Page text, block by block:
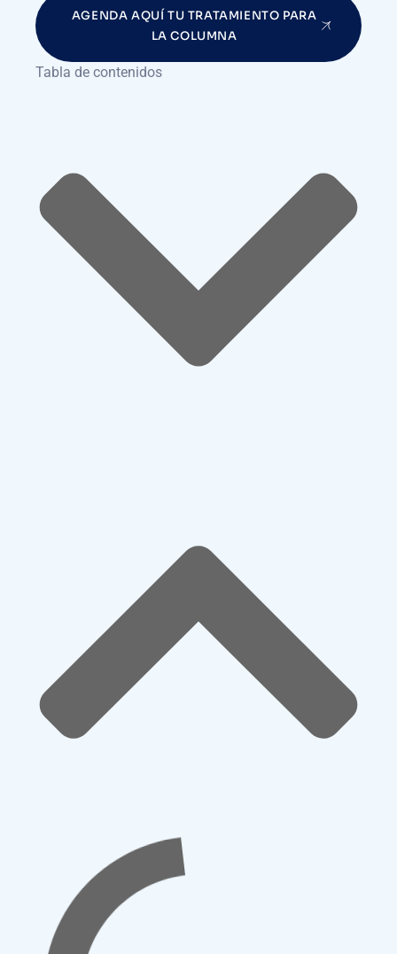
AGENDA AQUÍ TU TRATAMIENTO PARA
LA COLUMNA
Tabla de contenidos